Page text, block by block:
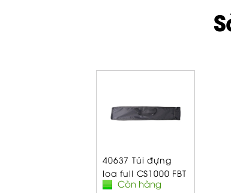
40637 Túi đựng
loa full CS1000 FBT
Còn hàng